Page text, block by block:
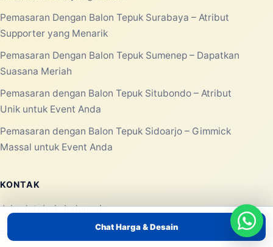
Chat Harga & Desain
Pemasaran Dengan Balon Tepuk Surabaya – Atribut
Supporter yang Menarik
Pemasaran Dengan Balon Tepuk Sumenep – Dapatkan
Suasana Meriah
Pemasaran dengan Balon Tepuk Situbondo – Atribut
Unik untuk Event Anda
Pemasaran dengan Balon Tepuk Sidoarjo – Gimmick
Massal untuk Event Anda
KONTAK
Jabodetabek, Indonesia
Email: edukasibanten1@gmail.com